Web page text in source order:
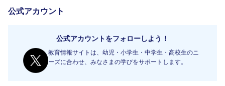
公式アカウント
公式アカウントをフォローしよう！
教育情報サイトは、幼児・小学生・中学生・高校生のニ
ーズに合わせ、みなさまの学びをサポートします。